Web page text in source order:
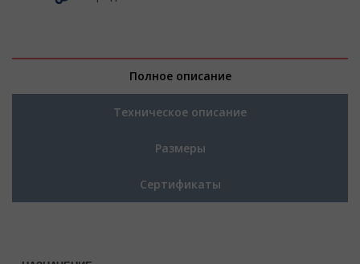
Полное описание
Техническое описание
Размеры
Сертификаты